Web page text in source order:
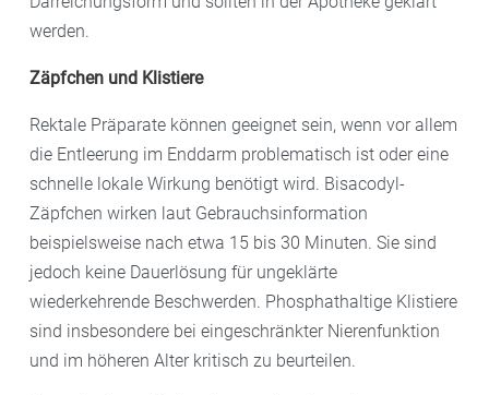
werden.
Zäpfchen und Klistiere
Rektale Präparate können geeignet sein, wenn vor allem
die Entleerung im Enddarm problematisch ist oder eine
schnelle lokale Wirkung benötigt wird. Bisacodyl-
Zäpfchen wirken laut Gebrauchsinformation
beispielsweise nach etwa 15 bis 30 Minuten. Sie sind
jedoch keine Dauerlösung für ungeklärte
wiederkehrende Beschwerden. Phosphathaltige Klistiere
sind insbesondere bei eingeschränkter Nierenfunktion
und im höheren Alter kritisch zu beurteilen.